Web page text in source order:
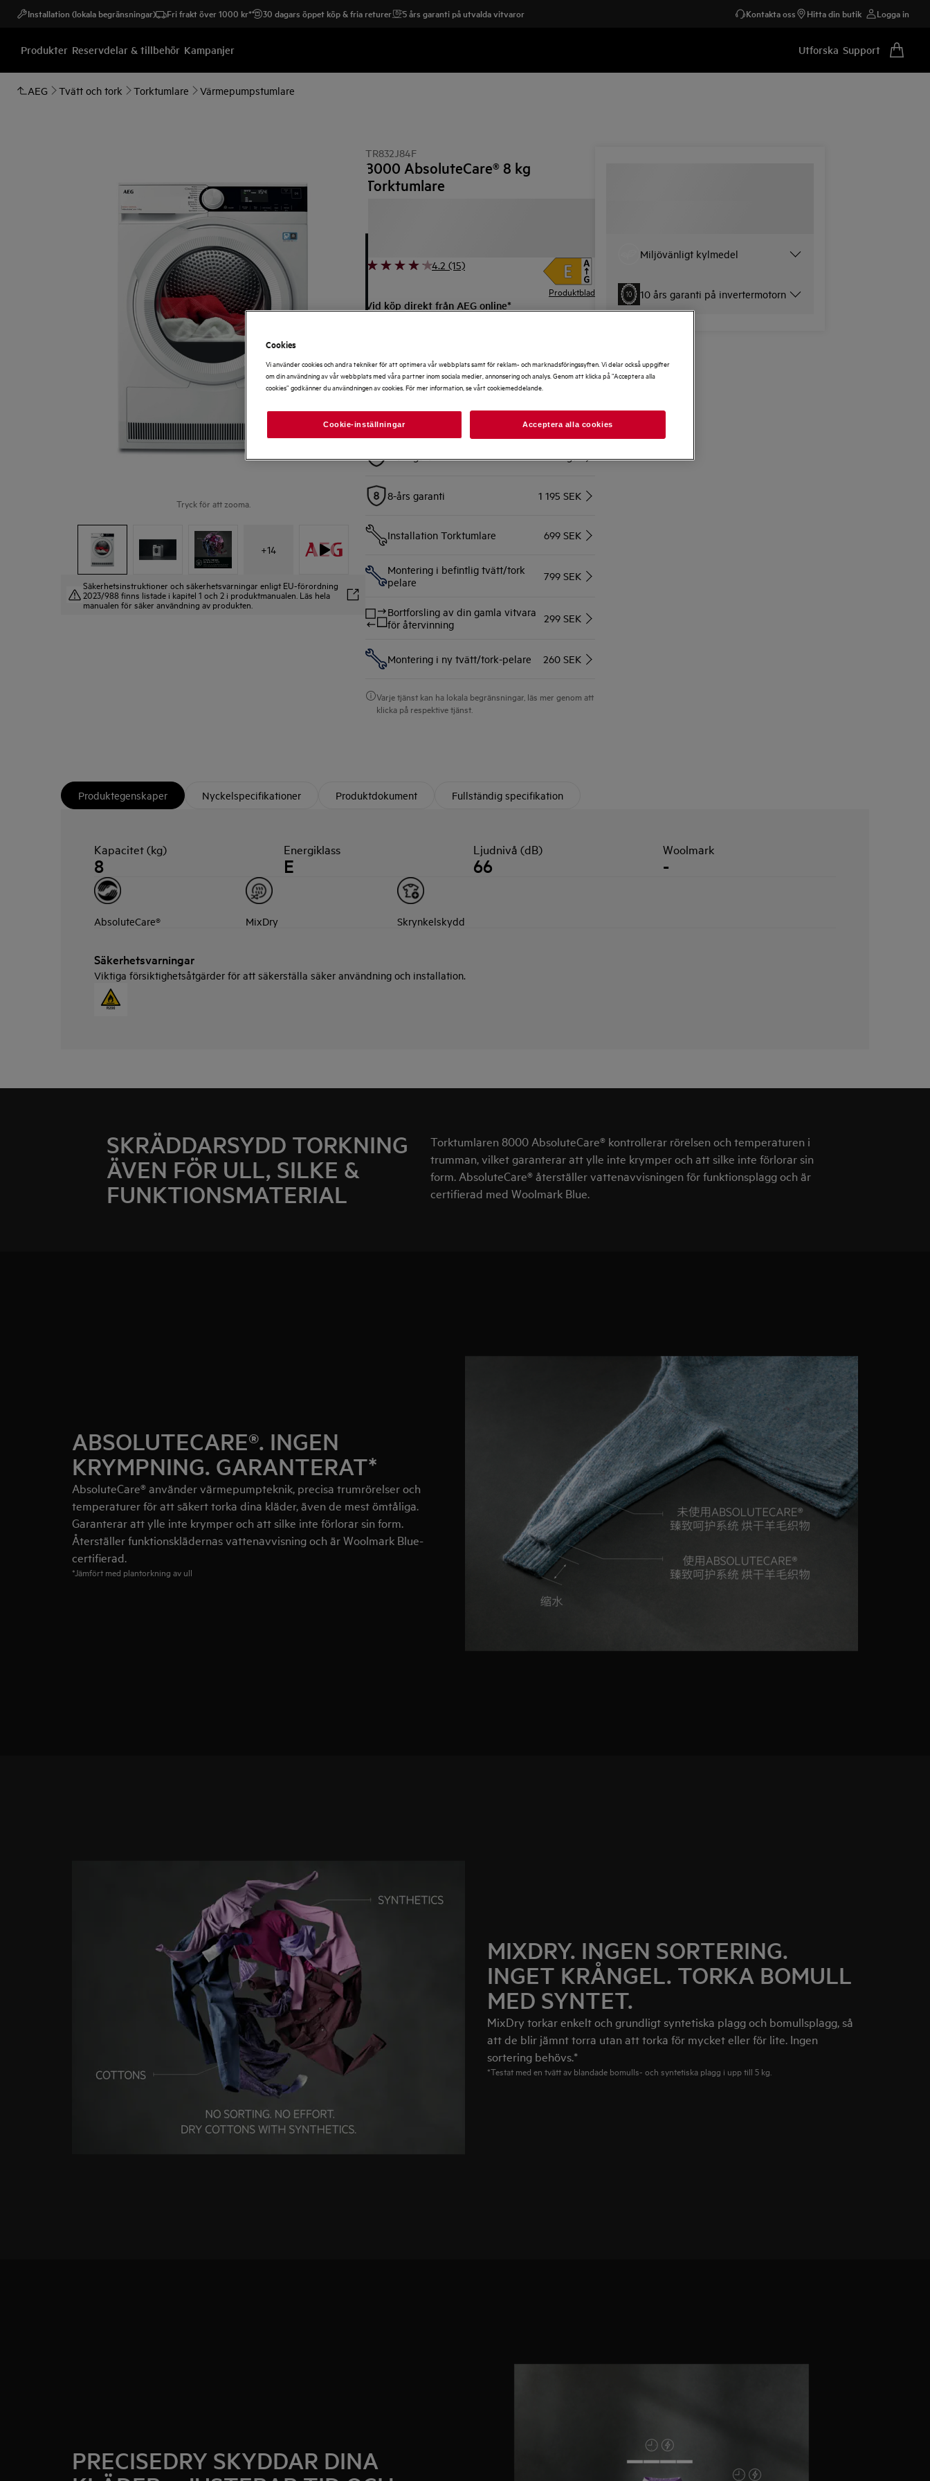
Installation (lokala begränsningar) Fri frakt över 1000 kr* 30 dagars öppet köp & fria returer 5 års garanti på utvalda vitvaror Kontakta oss Hitta din butik Logga in
Produkter Reservdelar & tillbehör Kampanjer Utforska Support
AEG Tvätt och tork Torktumlare Värmepumpstumlare
Tryck för att zooma.
+14
Säkerhetsinstruktioner och säkerhetsvarningar enligt EU-förordning
2023/988 finns listade i kapitel 1 och 2 i produktmanualen. Läs hela
manualen för säker användning av produkten.
TR832J84F
8000 AbsoluteCare® 8 kg
Torktumlare
4.2 (15)
Produktblad
Vid köp direkt från AEG online*
Hemleverans med inbärning 599 SEK
30 dagars öppet köp & fria returer
5-års garanti 995 SEK Ingår
8-års garanti 1 195 SEK
Installation Torktumlare 699 SEK
Montering i befintlig tvätt/tork
pelare
799 SEK
Bortforsling av din gamla vitvara
för återvinning
299 SEK
Montering i ny tvätt/tork-pelare 260 SEK
Varje tjänst kan ha lokala begränsningar, läs mer genom att
klicka på respektive tjänst.
Miljövänligt kylmedel
10 års garanti på invertermotorn
Produktegenskaper Nyckelspecifikationer Produktdokument Fullständig specifikation
Kapacitet (kg)
8
Energiklass
E
Ljudnivå (dB)
66
Woolmark
-
AbsoluteCare® MixDry Skrynkelskydd
Säkerhetsvarningar
Viktiga försiktighetsåtgärder för att säkerställa säker användning och installation.
SKRÄDDARSYDD TORKNING
ÄVEN FÖR ULL, SILKE &
FUNKTIONSMATERIAL
Torktumlaren 8000 AbsoluteCare® kontrollerar rörelsen och temperaturen i
trumman, vilket garanterar att ylle inte krymper och att silke inte förlorar sin
form. AbsoluteCare® återställer vattenavvisningen för funktionsplagg och är
certifierad med Woolmark Blue.
ABSOLUTECARE®. INGEN
KRYMPNING. GARANTERAT*
AbsoluteCare® använder värmepumpteknik, precisa trumrörelser och
temperaturer för att säkert torka dina kläder, även de mest ömtåliga.
Garanterar att ylle inte krymper och att silke inte förlorar sin form.
Återställer funktionsklädernas vattenavvisning och är Woolmark Blue-
certifierad.
*Jämfört med plantorkning av ull
MIXDRY. INGEN SORTERING.
INGET KRÅNGEL. TORKA BOMULL
MED SYNTET.
MixDry torkar enkelt och grundligt syntetiska plagg och bomullsplagg, så
att de blir jämnt torra utan att torka för mycket eller för lite. Ingen
sortering behövs.*
*Testat med en tvätt av blandade bomulls- och syntetiska plagg i upp till 5 kg.
PRECISEDRY SKYDDAR DINA
Cookies
Vi använder cookies och andra tekniker för att optimera vår webbplats samt för reklam- och marknadsföringssyften. Vi delar också uppgifter
om din användning av vår webbplats med våra partner inom sociala medier, annonsering och analys. Genom att klicka på ”Acceptera alla
cookies” godkänner du användningen av cookies. För mer information, se vårt cookiemeddelande.
Cookie-inställningar Acceptera alla cookies